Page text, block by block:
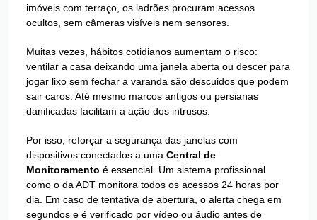
imóveis com terraço, os ladrões procuram acessos
ocultos, sem câmeras visíveis nem sensores.
Muitas vezes, hábitos cotidianos aumentam o risco:
ventilar a casa deixando uma janela aberta ou descer para
jogar lixo sem fechar a varanda são descuidos que podem
sair caros. Até mesmo marcos antigos ou persianas
danificadas facilitam a ação dos intrusos.
Por isso, reforçar a segurança das janelas com
dispositivos conectados a uma Central de
Monitoramento é essencial. Um sistema profissional
como o da ADT monitora todos os acessos 24 horas por
dia. Em caso de tentativa de abertura, o alerta chega em
segundos e é verificado por vídeo ou áudio antes de